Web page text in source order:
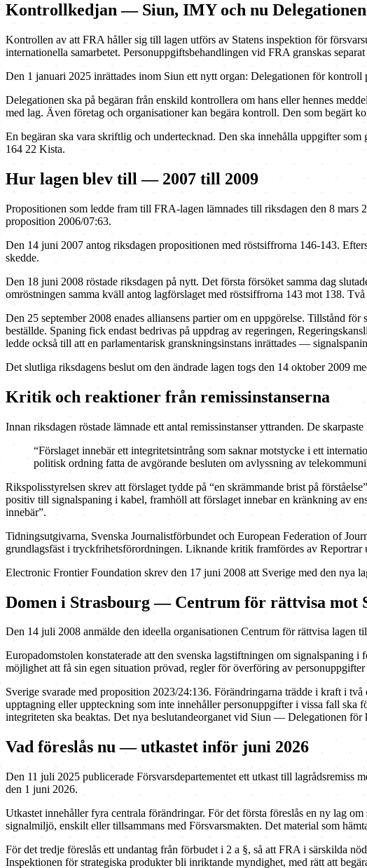
Kontrollkedjan — Siun, IMY och nu Delegationen
Kontrollen av att FRA håller sig till lagen utförs av Statens inspektion för
internationella samarbetet. Personuppgiftsbehandlingen vid FRA granskas
Den 1 januari 2025 inrättades inom Siun ett nytt organ: Delegationen för
Delegationen ska på begäran från enskild kontrollera om hans eller hennes
med lag. Även företag och organisationer kan begära kontroll. Den som begärt
En begäran ska vara skriftlig och undertecknad. Den ska innehålla uppgifter
164 22 Kista.
Hur lagen blev till — 2007 till 2009
Propositionen som ledde fram till FRA-lagen lämnades till riksdagen den 8 mars
proposition 2006/07:63.
Den 14 juni 2007 antog riksdagen propositionen med röstsiffrorna 146-143.
skedde.
Den 18 juni 2008 röstade riksdagen på nytt. Det första försöket samma dag
omröstningen samma kväll antog lagförslaget med röstsiffrorna 143 mot 138.
Den 25 september 2008 enades alliansens partier om en uppgörelse. Tillstånd
beställde. Spaning fick endast bedrivas på uppdrag av regeringen,
ledde också till att en parlamentarisk granskningsinstans inrättades —
Det slutliga riksdagens beslut om den ändrade lagen togs den 14 oktober 2009
Kritik och reaktioner från remissinstanserna
Innan riksdagen röstade lämnade ett antal remissinstanser yttranden. De
“Förslaget innebär ett integritetsintrång som saknar motstycke i ett
politisk ordning fatta de avgörande besluten om avlyssning av
Rikspolisstyrelsen skrev att förslaget tydde på “en skrämmande brist på
positiv till signalspaning i kabel, framhöll att förslaget innebar en kränkning av
innebär”.
Tidningsutgivarna, Svenska Journalistförbundet och European Federation of
grundlagsfäst i tryckfrihetsförordningen. Liknande kritik framfördes av Reportrar
Electronic Frontier Foundation skrev den 17 juni 2008 att Sverige med den nya
Domen i Strasbourg — Centrum för rättvisa mot
Den 14 juli 2008 anmälde den ideella organisationen Centrum för rättvisa lagen
Europadomstolen konstaterade att den svenska lagstiftningen om
möjlighet att få sin egen situation prövad, regler för överföring av
Sverige svarade med proposition 2023/24:136. Förändringarna trädde i kraft i
upptagning eller uppteckning som inte innehåller personuppgifter i vissa fall
integriteten ska beaktas. Det nya beslutandeorganet vid Siun — Delegationen
Vad föreslås nu — utkastet inför juni 2026
Den 11 juli 2025 publicerade Försvarsdepartementet ett utkast till lagrådsremiss
den 1 juni 2026.
Utkastet innehåller fyra centrala förändringar. För det första föreslås en ny lag
signalmiljö, enskilt eller tillsammans med Försvarsmakten. Det material som
För det tredje föreslås ett undantag från förbudet i 2 a §, så att FRA i särskilda
Inspektionen för strategiska produkter bli inriktande myndighet, med rätt att